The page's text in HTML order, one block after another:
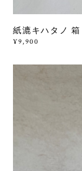
紙漉キハタノ
¥9,900